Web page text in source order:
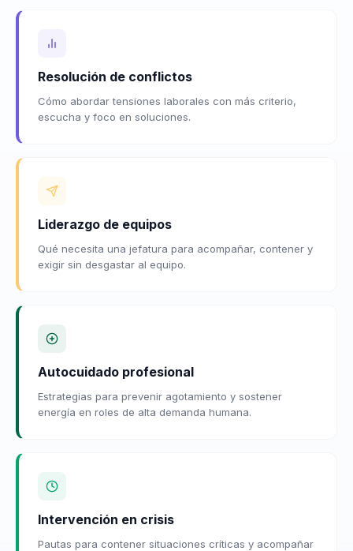
Resolución de conflictos
Cómo abordar tensiones laborales con más criterio,
escucha y foco en soluciones.
Liderazgo de equipos
Qué necesita una jefatura para acompañar, contener y
exigir sin desgastar al equipo.
Autocuidado profesional
Estrategias para prevenir agotamiento y sostener
energía en roles de alta demanda humana.
Intervención en crisis
Pautas para contener situaciones críticas y acompañar